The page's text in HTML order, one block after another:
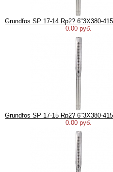
Grundfos SP 17-14 Rp2? 6"3X380-
0.00 руб.
Grundfos SP 17-15 Rp2? 6"3X380-
0.00 руб.